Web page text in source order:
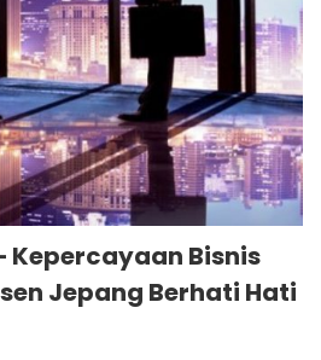
Kepercayaan Bisnis
Jepang Berhati Hati